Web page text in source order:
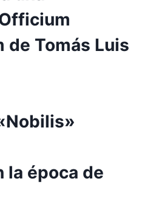
de Tomás Luis
la época de